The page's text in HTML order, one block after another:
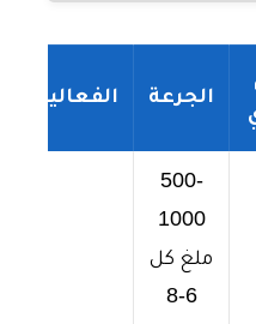
الجرعة الفعالية
500-
1000
ملغ كل
6-8